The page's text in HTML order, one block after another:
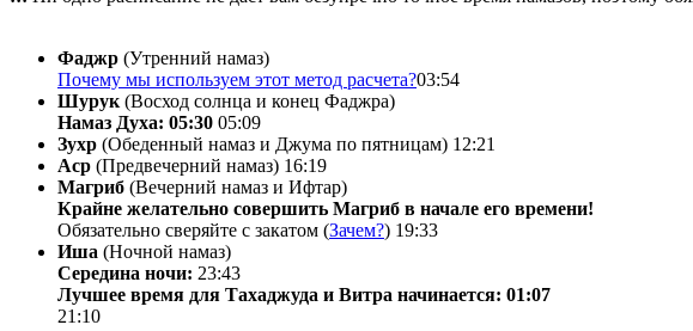
Фаджр (Утренний намаз)
Почему мы используем этот метод расчета?03:54
Шурук (Восход солнца и конец Фаджра)
Намаз Духа: 05:30 05:09
Зухр (Обеденный намаз и Джума по пятницам) 12:21
Аср (Предвечерний намаз) 16:19
Магриб (Вечерний намаз и Ифтар)
Крайне желательно совершить Магриб в начале его времени!
Обязательно сверяйте с закатом (Зачем?) 19:33
Иша (Ночной намаз)
Середина ночи: 23:43
Лучшее время для Тахаджуда и Витра начинается: 01:07
21:10